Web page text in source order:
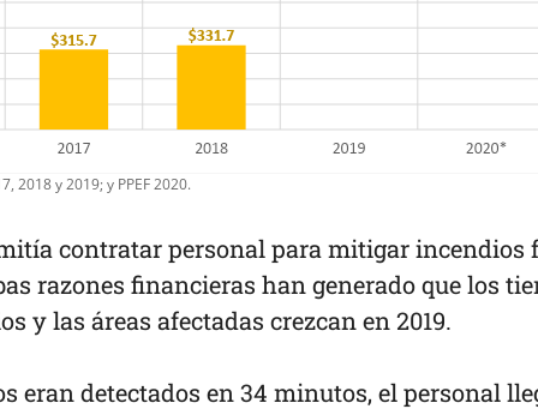
2018 y 2019; y PPEF 2020.
contratar personal para mitigar incendios
razones financieras han generado que los
y las áreas afectadas crezcan en 2019.
eran detectados en 34 minutos, el personal